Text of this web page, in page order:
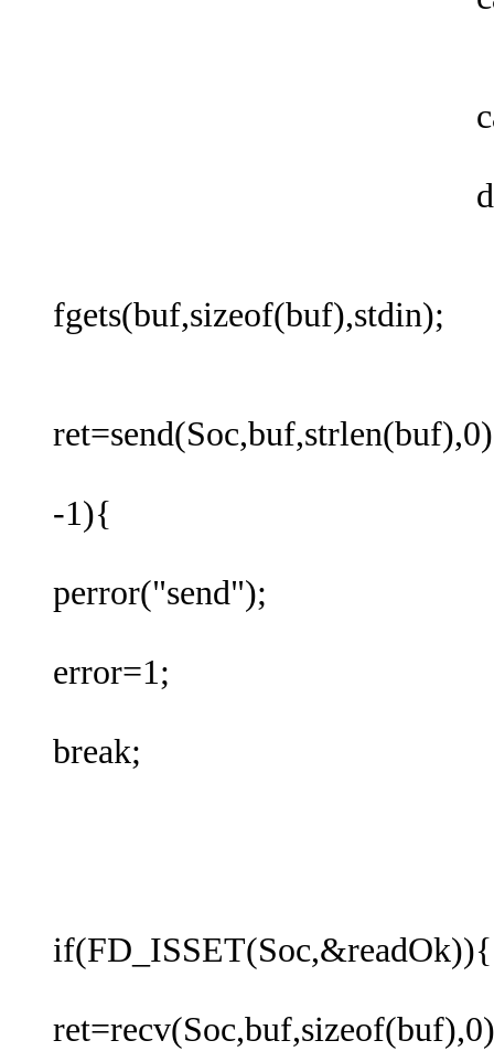
case
fgets(buf,sizeof(buf),stdin);
-1){
perror("send");
error=1;
break;
if(FD_ISSET(Soc,&readOk)){